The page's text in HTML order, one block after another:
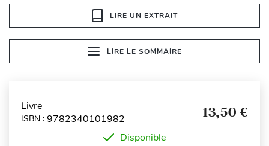
LIRE UN EXTRAIT
LIRE LE SOMMAIRE
Livre
ISBN : 9782340101982 13,50 €
Disponible